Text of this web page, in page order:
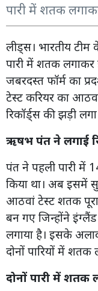
पारी में शतक
लीड्स। भारतीय
पारी में शतक लगाकर
जबरदस्त फॉर्म का
टेस्ट करियर का
रिकॉर्ड्स की झड़ी लगा
ऋषभ पंत ने लगाई
पंत ने पहली पारी में
किया था। अब इसमें
आठवां टेस्ट शतक
बन गए जिन्होंने
लगाया है। इसके
दोनों पारियों में शतक
दोनों पारी में शतक